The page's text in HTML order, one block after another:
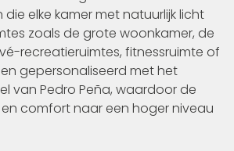
elke kamer met natuurlijk licht
zoals de grote woonkamer, de
recreatieruimtes, fitnessruimte of
gepersonaliseerd met het
van Pedro Peña, waardoor de
comfort naar een hoger niveau